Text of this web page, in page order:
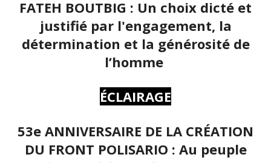
FATEH BOUTBIG : Un choix dicté et
justifié par l'engagement, la
détermination et la générosité de
l’homme
ÉCLAIRAGE
53e ANNIVERSAIRE DE LA CRÉATION
DU FRONT POLISARIO : Au peuple